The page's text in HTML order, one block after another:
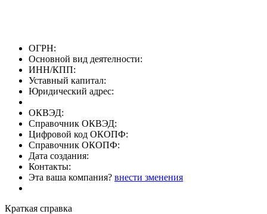
ОГРН:
Основной вид деятелности:
ИНН/КПП:
Уставный капитал:
Юридический адрес:
ОКВЭД:
Справочник ОКВЭД:
Цифровой код ОКОПФ:
Справочник ОКОПФ:
Дата создания:
Контакты:
Эта ваша компания? внести зменения
Краткая справка